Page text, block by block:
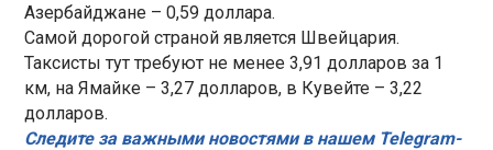
Азербайджане – 0,59 доллара.
Самой дорогой страной является Швейцария.
Таксисты тут требуют не менее 3,91 долларов за 1
км, на Ямайке – 3,27 долларов, в Кувейте – 3,22
долларов.
Следите за важными новостями в нашем Telegram-